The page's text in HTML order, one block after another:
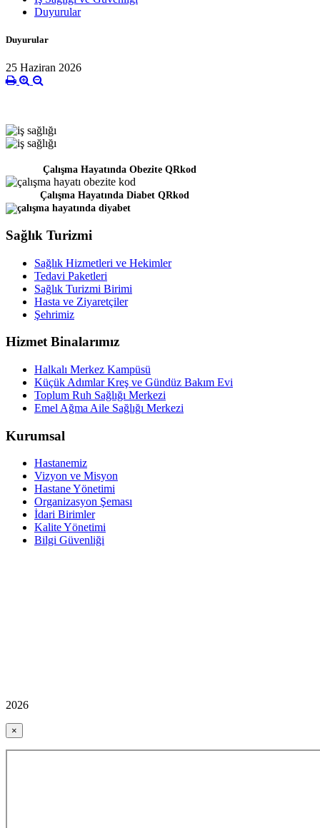
Duyurular
Duyurular
25 Haziran 2026
Çalışma Hayatında Obezite QRkod
Çalışma Hayatında Diabet QRkod
Sağlık Turizmi
Sağlık Hizmetleri ve Hekimler
Tedavi Paketleri
Sağlık Turizmi Birimi
Hasta ve Ziyaretçiler
Şehrimiz
Hizmet Binalarımız
Halkalı Merkez Kampüsü
Küçük Adımlar Kreş ve Gündüz Bakım Evi
Toplum Ruh Sağlığı Merkezi
Emel Ağma Aile Sağlığı Merkezi
Kurumsal
Hastanemiz
Vizyon ve Misyon
Hastane Yönetimi
Organizasyon Şeması
İdari Birimler
Kalite Yönetimi
Bilgi Güvenliği
2026
×